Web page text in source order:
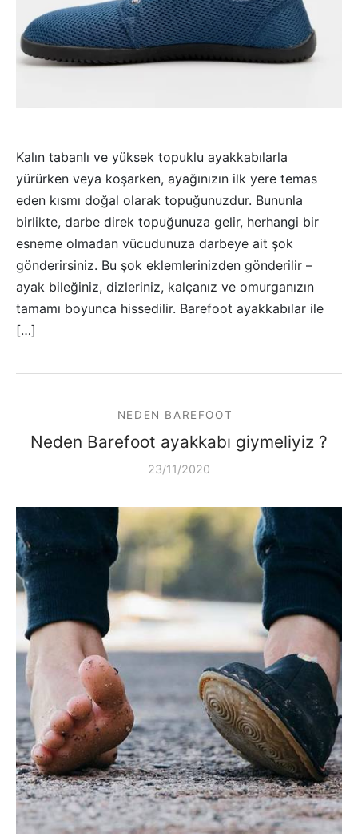
Kalın tabanlı ve yüksek topuklu ayakkabılarla
yürürken veya koşarken, ayağınızın ilk yere temas
eden kısmı doğal olarak topuğunuzdur. Bununla
birlikte, darbe direk topuğunuza gelir, herhangi bir
esneme olmadan vücudunuza darbeye ait şok
gönderirsiniz. Bu şok eklemlerinizden gönderilir –
ayak bileğiniz, dizleriniz, kalçanız ve omurganızın
tamamı boyunca hissedilir. Barefoot ayakkabılar ile
[…]
NEDEN BAREFOOT
Neden Barefoot ayakkabı giymeliyiz ?
23/11/2020